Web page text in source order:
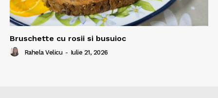
Bruschette cu rosii si busuioc
Rahela Velicu - Iulie 21, 2026